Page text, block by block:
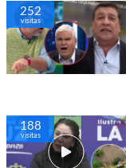
252
visitas
188
visitas